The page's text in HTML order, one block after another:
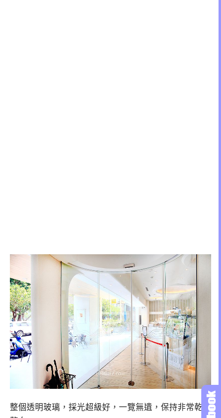
整個透明玻璃，採光超級好，一覽無遺，保持非常乾淨